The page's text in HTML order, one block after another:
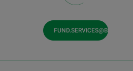
FUND.SERVICES@BCV.CH